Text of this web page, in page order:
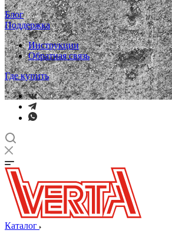
Блог
Поддержка
Инструкции
Обратная связь
Где купить
Каталог